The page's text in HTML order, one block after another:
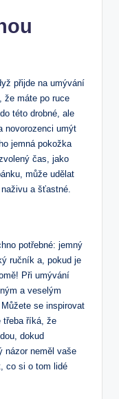
přijde na umývání
že máte po ruce
této drobné, ale
novorozenci umýt
jemná pokožka
čas, jako
může udělat
a šťastné.
potřebné: jemný
ručník a, pokud je
Při umývání
a veselým
se inspirovat
třeba říká, že
dokud
názor neměl vaše
co si o tom lidé